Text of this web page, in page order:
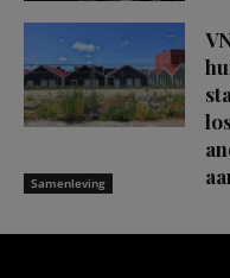
Samenleving